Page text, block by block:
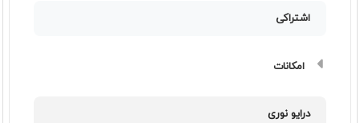
اشتراکی
امکانات
درایو نوری